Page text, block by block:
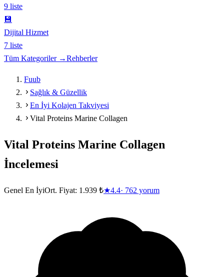
9 liste
💾
Dijital Hizmet
7 liste
Tüm Kategoriler →Rehberler
Fuub
Sağlık & Güzellik
En İyi Kolajen Takviyesi
Vital Proteins Marine Collagen
Vital Proteins Marine Collagen
İncelemesi
Genel En İyiOrt. Fiyat: 1.939 ₺★4.4· 762 yorum